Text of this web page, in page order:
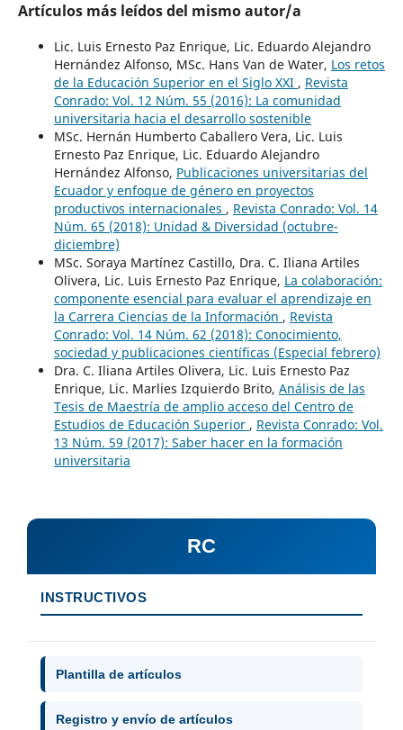
Artículos más leídos del mismo autor/a
Lic. Luis Ernesto Paz Enrique, Lic. Eduardo Alejandro
Hernández Alfonso, MSc. Hans Van de Water, Los retos
de la Educación Superior en el Siglo XXI , Revista
Conrado: Vol. 12 Núm. 55 (2016): La comunidad
universitaria hacia el desarrollo sostenible
MSc. Hernán Humberto Caballero Vera, Lic. Luis
Ernesto Paz Enrique, Lic. Eduardo Alejandro
Hernández Alfonso, Publicaciones universitarias del
Ecuador y enfoque de género en proyectos
productivos internacionales , Revista Conrado: Vol. 14
Núm. 65 (2018): Unidad & Diversidad (octubre-
diciembre)
MSc. Soraya Martínez Castillo, Dra. C. Iliana Artiles
Olivera, Lic. Luis Ernesto Paz Enrique, La colaboración:
componente esencial para evaluar el aprendizaje en
la Carrera Ciencias de la Información , Revista
Conrado: Vol. 14 Núm. 62 (2018): Conocimiento,
sociedad y publicaciones científicas (Especial febrero)
Dra. C. Iliana Artiles Olivera, Lic. Luis Ernesto Paz
Enrique, Lic. Marlies Izquierdo Brito, Análisis de las
Tesis de Maestría de amplio acceso del Centro de
Estudios de Educación Superior , Revista Conrado: Vol.
13 Núm. 59 (2017): Saber hacer en la formación
universitaria
RC
INSTRUCTIVOS
Plantilla de artículos
Registro y envío de artículos